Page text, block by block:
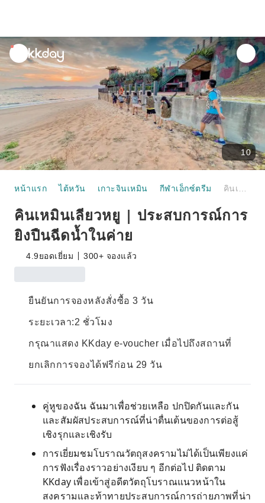
unread
notifications
10
หน้าแรก ไต้หวัน เกาะจินเหมิน กีฬาเอ็กซ์ตรีม
คินเหมินเลียวหยู | ประสบการณ์การ
ยิงปืนฉีดน้ำในค่าย
4.9ยอดเยี่ยม 300+ จองแล้ว
ยืนยันการจองหลังสั่งซื้อ 3 วัน
ระยะเวลา:2 ชั่วโมง
กรุณาแสดง KKday e-voucher เมื่อไปถึงสถานที่
ยกเลิกการจองได้ฟรีก่อน 29 วัน
คู่หูของฉัน ฉันมาเพื่อช่วยเหลือ ปกปิดกันและกัน
และสัมผัสประสบการณ์ที่น่าตื่นเต้นของการต่อสู้
เชิงรุกและเชิงรับ
การเยี่ยมชมโบราณวัตถุสงครามไม่ได้เป็นเพียงแค่
การฟังเรื่องราวอย่างเงียบ ๆ อีกต่อไป ติดตาม
KKday เพื่อเข้าสู่อดีตวัตถุโบราณแนวหน้าใน
สงครามและท้าทายประสบการณ์การถ่ายภาพที่น่า